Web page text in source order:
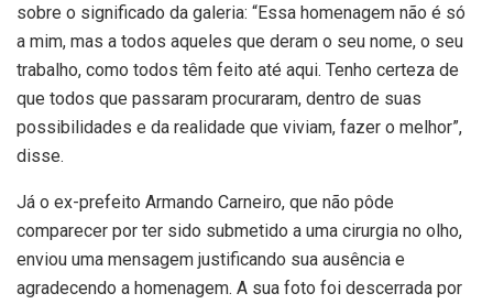
sobre o significado da galeria: “Essa homenagem não é só
a mim, mas a todos aqueles que deram o seu nome, o seu
trabalho, como todos têm feito até aqui. Tenho certeza de
que todos que passaram procuraram, dentro de suas
possibilidades e da realidade que viviam, fazer o melhor”,
disse.
Já o ex-prefeito Armando Carneiro, que não pôde
comparecer por ter sido submetido a uma cirurgia no olho,
enviou uma mensagem justificando sua ausência e
agradecendo a homenagem. A sua foto foi descerrada por